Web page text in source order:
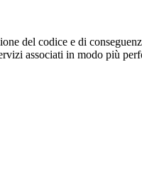
del codice e di
associati in modo più